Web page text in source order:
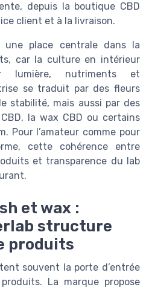
depuis la boutique CBD
client et à la livraison.
une place centrale dans la
car la culture en intérieur
lumière, nutriments et
se traduit par des fleurs
stabilité, mais aussi par des
la wax CBD ou certains
Pour l’amateur comme pour
cette cohérence entre
et transparence du lab
et wax :
structure
produits
souvent la porte d’entrée
La marque propose